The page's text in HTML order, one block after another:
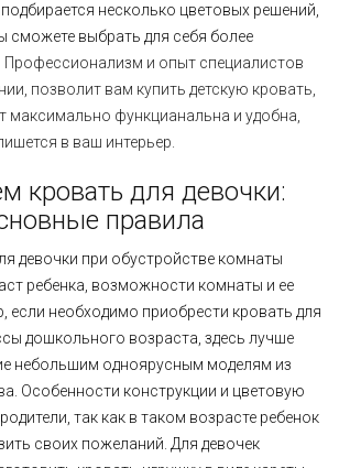
несколько цветовых решений,
сможете выбрать для себя более
Профессионализм и опыт специалистов
позволит вам купить детскую кровать,
максимально функцианальна и удобна,
в ваш интерьер.
кровать для девочки:
правила
девочки при обустройстве комнаты
ребенка, возможности комнаты и ее
если необходимо приобрести кровать для
дошкольного возраста, здесь лучше
небольшим одноярусным моделям из
Особенности конструкции и цветовую
так как в таком возрасте ребенок
своих пожеланий. Для девочек